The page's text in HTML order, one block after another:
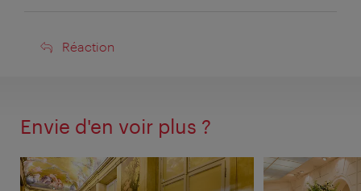
Réaction
Réaction
Envie d'en voir plus ?